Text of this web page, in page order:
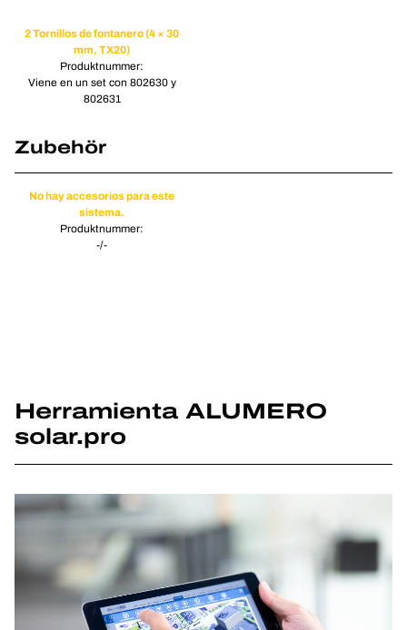
2 Tornillos de fontanero (4 × 30
mm, TX20)
Produktnummer:
Viene en un set con 802630 y
802631
Zubehör
No hay accesorios para este
sistema.
Produktnummer:
-/-
Herramienta ALUMERO
solar.pro